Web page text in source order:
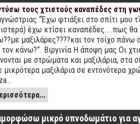
“Έχω φτιάξει στο σπίτι μου
έχω κτίσει καναπέδες....πως
μαξιλάρες????και τον τοίχο πάνω
κάνω?”. Βιργινία Η άποψη μας Οι
με στρώματα και μαξιλάρια, στα
μαξιλάρια σε εντονότερα
μικρό υπνοδωμάτιο για